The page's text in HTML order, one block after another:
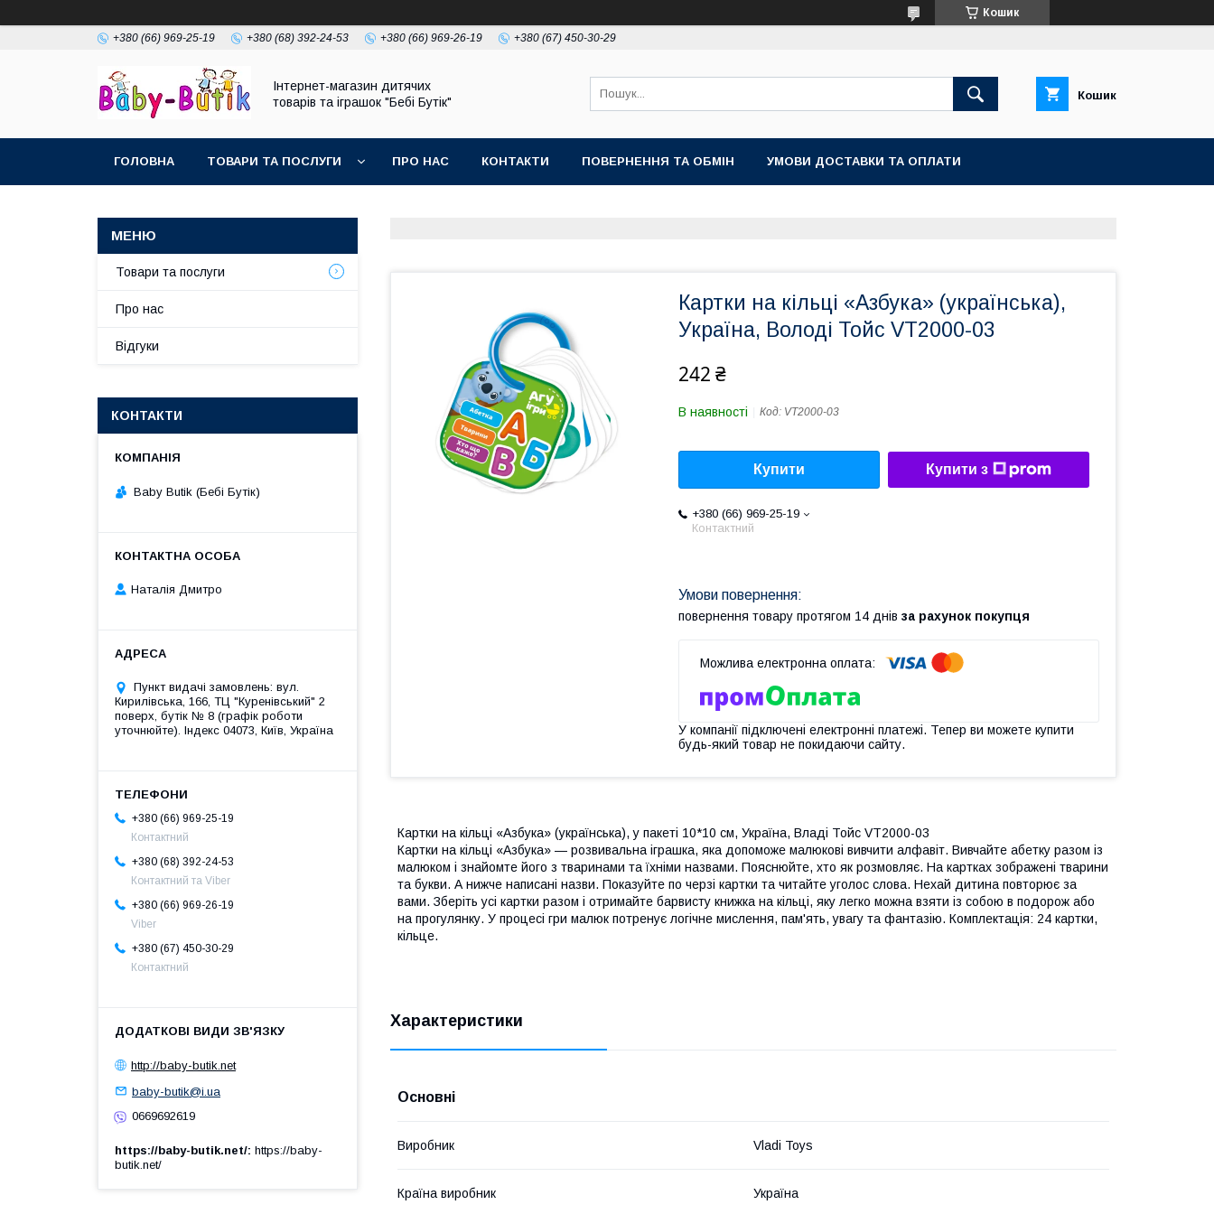
Кошик
+380 (66) 969-25-19 +380 (68) 392-24-53 +380 (66) 969-26-19 +380 (67) 450-30-29
Інтернет-магазин дитячих
товарів та іграшок "Бебі Бутік"
Кошик
ГОЛОВНА ТОВАРИ ТА ПОСЛУГИ ПРО НАС КОНТАКТИ ПОВЕРНЕННЯ ТА ОБМІН УМОВИ ДОСТАВКИ ТА ОПЛАТИ
Картки на кільці «Азбука» (українська),
Україна, Володі Тойс VT2000-03
242 ₴
В наявності Код: VT2000-03
Купити Купити з
+380 (66) 969-25-19
Контактний
повернення товару протягом 14 днів за рахунок покупця
У компанії підключені електронні платежі. Тепер ви можете купити
будь-який товар не покидаючи сайту.
Картки на кільці «Азбука» (українська), у пакеті 10*10 см, Україна, Владі Тойс VT2000-03
Картки на кільці «Азбука» — розвивальна іграшка, яка допоможе малюкові вивчити алфавіт. Вивчайте абетку разом із
малюком і знайомте його з тваринами та їхніми назвами. Пояснюйте, хто як розмовляє. На картках зображені тварини
та букви. А нижче написані назви. Показуйте по черзі картки та читайте уголос слова. Нехай дитина повторює за
вами. Зберіть усі картки разом і отримайте барвисту книжка на кільці, яку легко можна взяти із собою в подорож або
на прогулянку. У процесі гри малюк потренує логічне мислення, пам'ять, увагу та фантазію. Комплектація: 24 картки,
кільце.
Характеристики
Основні
Виробник Vladi Toys
Країна виробник Україна
Товари та послуги
Про нас
Відгуки
КОНТАКТИ
Baby Butik (Бебі Бутік)
Наталія Дмитро
Пункт видачі замовлень: вул.
Кирилівська, 166, ТЦ "Куренівський" 2
поверх, бутік № 8 (графік роботи
уточнюйте). Індекс 04073, Київ, Україна
+380 (66) 969-25-19
Контактний
+380 (68) 392-24-53
Контактний та Viber
+380 (66) 969-26-19
Viber
+380 (67) 450-30-29
Контактний
http://baby-butik.net
baby-butik@i.ua
0669692619
https://baby-butik.net/ https://baby-
butik.net/